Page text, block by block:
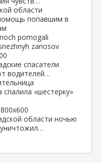
области
попавшим в
спасатели
водителей…
«шестерку»
области ночью